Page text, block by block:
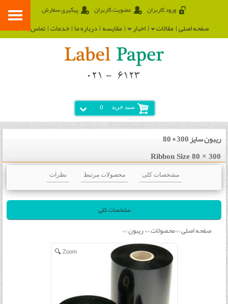
ورود کاربران عضویت کاربران پیگیری سفارش
صفحه اصلی مقالات اخبار مقایسه درباره ما خدمات تماس با ما
سبد خرید 0
ریبون سایز 300 × 80
Ribbon Size 80 × 300
مشخصات کلی محصولات مرتبط نظرات
مشخصات کلی
صفحه اصلی>>محصولات>>ریبون>>
Zoom